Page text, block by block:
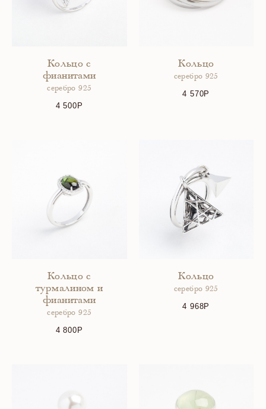
Кольцо с
фианитами
серебро 925
4 500
Кольцо
серебро 925
4 570
Кольцо с
турмалином и
фианитами
серебро 925
4 800
Кольцо
серебро 925
4 968